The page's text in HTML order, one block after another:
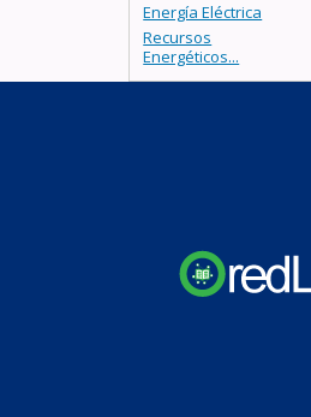
Energía Eléctrica
Recursos
Energéticos...